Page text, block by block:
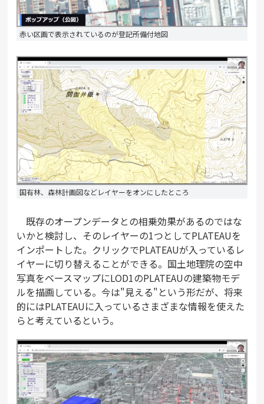
赤い区画で表示されているのが登記所備付地図
国有林、森林計画図などレイヤーをオンにしたところ
既存のオープンデータとの相乗効果があるのではな
いかと検討し、そのレイヤーの1つとしてPLATEAUを
インポートした。クリックでPLATEAUが入っているレ
イヤーに切り替えることができる。国土地理院の空中
写真をベースマップにLOD1のPLATEAUの建築物モデ
ルを描画している。今は"見える"という形だが、将来
的にはPLATEAUに入っているさまざまな情報を使えた
らと考えているという。